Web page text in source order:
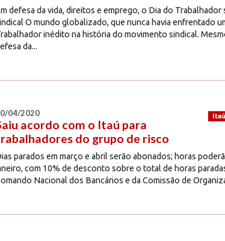
defesa da vida, direitos e emprego, o Dia do
O mundo globalizado, que nunca havia enfrentado
inédito na história do movimento sindical.
da...
Itaú
04/2020
acordo com o Itaú para
do grupo de risco
parados em março e abril serão abonados; horas
com 10% de desconto sobre o total de horas
Nacional dos Bancários e da Comissão de